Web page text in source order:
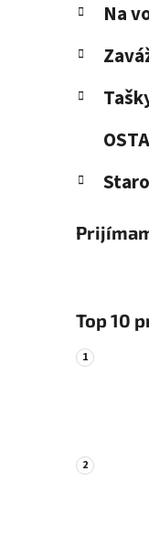
Na
Top 10